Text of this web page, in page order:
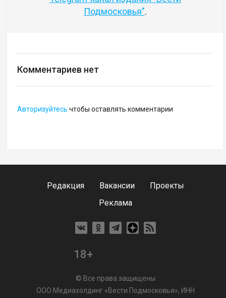
Подмосковья".
Комментариев нет
Авторизуйтесь чтобы оставлять комментарии
Редакция Вакансии
Проекты
Реклама
18+
© Все права защищены
ООО Медиахолдинг «Вести Подмосковья», ИНН